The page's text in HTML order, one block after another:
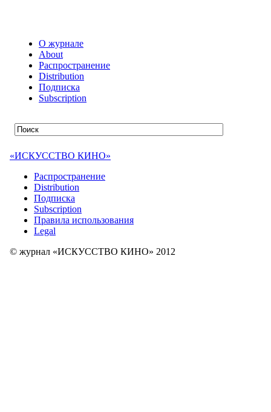
О журнале
About
Распространение
Distribution
Подписка
Subscription
«ИСКУССТВО КИНО»
Распространение
Distribution
Подписка
Subscription
Правила использования
Legal
© журнал «ИСКУССТВО КИНО» 2012